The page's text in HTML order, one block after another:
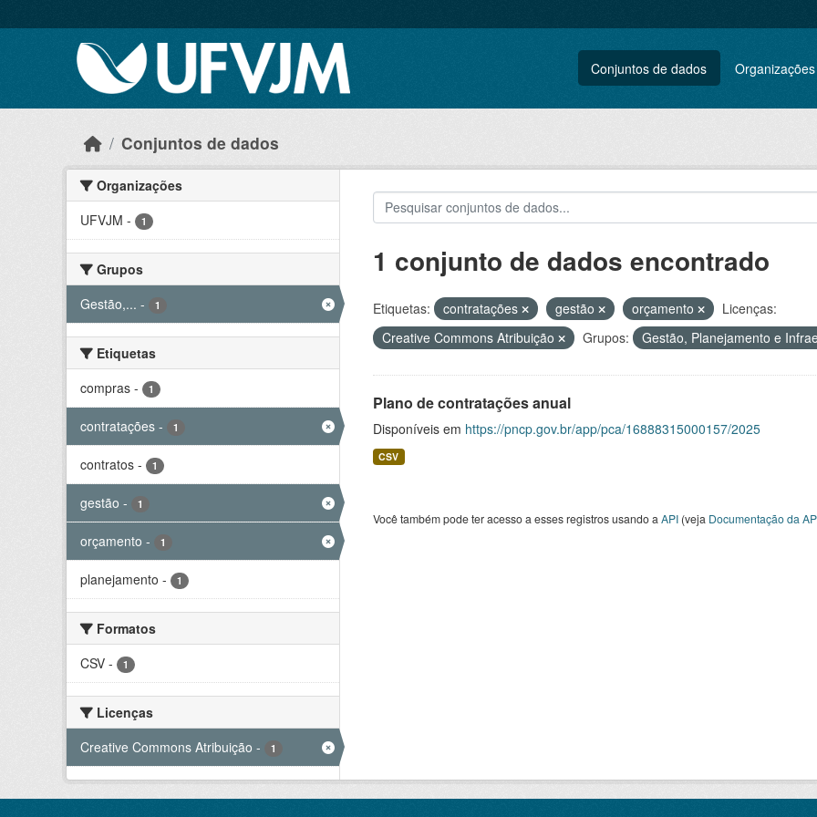
Conjuntos de dados Organizações
Conjuntos de dados
Organizações
UFVJM - 1
Grupos
Gestão,... - 1
Etiquetas
compras - 1
contratações - 1
contratos - 1
gestão - 1
orçamento - 1
planejamento - 1
Formatos
CSV - 1
Licenças
Creative Commons Atribuição - 1
1 conjunto de dados encontrado
Etiquetas: contratações gestão orçamento
Licenças:
Creative Commons Atribuição
Grupos: Gestão, Planejamento e
Plano de contratações anual
Disponíveis em https://pncp.gov.br/app/pca/16888315000157/2025
CSV
Você também pode ter acesso a esses registros usando a API(veja Documentação da